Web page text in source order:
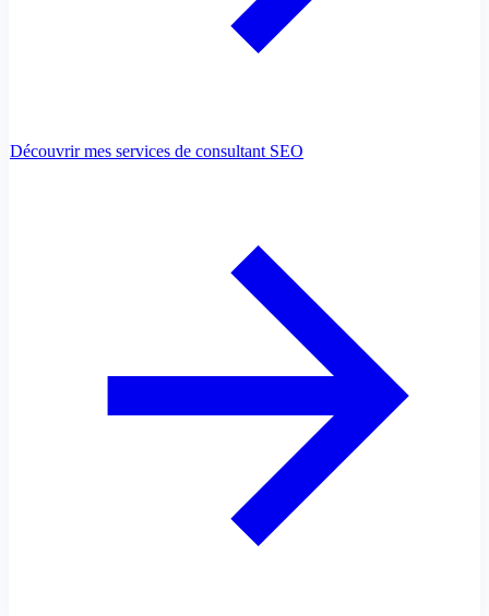
Découvrir mes services de consultant SEO